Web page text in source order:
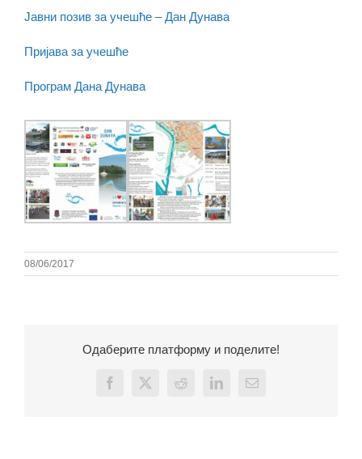
Јавни позив за учешће – Дан Дунава
Пријава за учешће
Програм Дана Дунава
08/06/2017
Одаберите платформу и поделите!
Facebook
X Reddit LinkedInEmail